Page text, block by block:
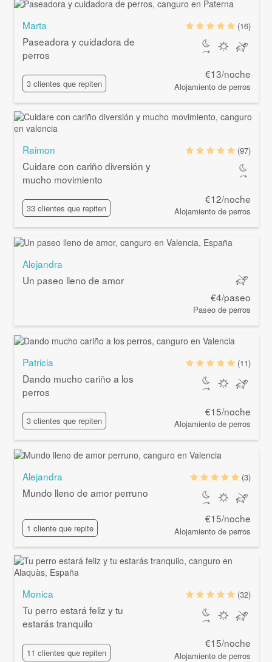
Marta
Paseadora y cuidadora de
perros
3 clientes que repiten
(16)
€13/noche
Alojamiento de perros
Raimon
Cuidare con cariño diversión y
mucho movimiento
33 clientes que repiten
(97)
€12/noche
Alojamiento de perros
Alejandra
Un paseo lleno de amor
€4/paseo
Paseo de perros
Patricia
Dando mucho cariño a los
perros
3 clientes que repiten
(11)
€15/noche
Alojamiento de perros
Alejandra
Mundo lleno de amor perruno
1 cliente que repite
(3)
€15/noche
Alojamiento de perros
Monica
Tu perro estará feliz y tu
estarás tranquilo
11 clientes que repiten
(32)
€15/noche
Alojamiento de perros